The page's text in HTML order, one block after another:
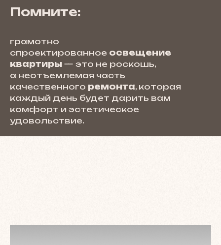
Помните:
грамотно
спроектированное освещение
квартиры — это не роскошь,
а неотъемлемая часть
качественного ремонта, которая
каждый день будет дарить вам
комфорт и эстетическое
удовольствие.